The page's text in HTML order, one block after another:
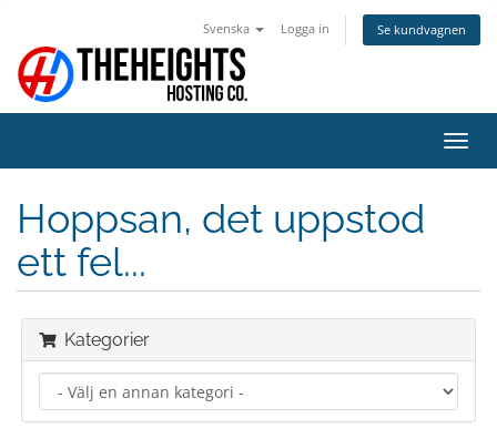
Svenska Logga in Se kundvagnen
Växla
Hoppsan, det uppstod
ett fel...
Kategorier